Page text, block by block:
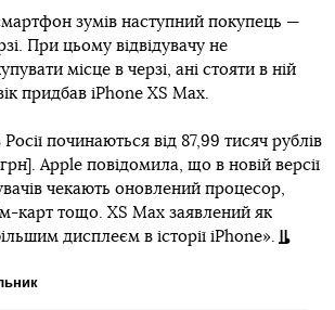
зумів наступний покупець —
При цьому відвідувачу не
місце в черзі, ані стояти в ній
придбав iPhone XS Max.
починаються від 87,99 тисяч рублів
Apple повідомила, що в новій версії
чекають оновлений процесор,
карт тощо. XS Max заявлений як
дисплеєм в історії iPhone».